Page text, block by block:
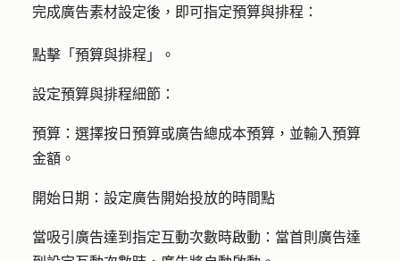
完成廣告素材設定後，即可指定預算與排程：
點擊「 預算與排程 」。
設定預算與排程細節：
預算： 選擇按日預算或廣告總成本預算，並輸入預算
金額 。
開始日期： 設定廣告開始投放的時間點
當吸引廣告達到指定互動次數時啟動 ：當首則廣告達